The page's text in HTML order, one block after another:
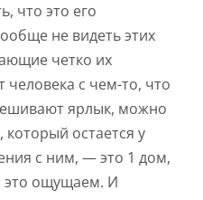
что это его
не видеть этих
четко их
с чем-то, что
ярлык, можно
который остается у
с ним, — это 1 дом,
это ощущаем. И